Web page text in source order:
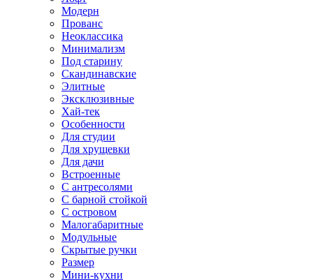
Модерн
Прованс
Неоклассика
Минимализм
Под старину
Скандинавские
Элитные
Эксклюзивные
Хай-тек
Особенности
Для студии
Для хрущевки
Для дачи
Встроенные
С антресолями
С барной стойкой
С островом
Малогабаритные
Модульные
Скрытые ручки
Размер
Мини-кухни